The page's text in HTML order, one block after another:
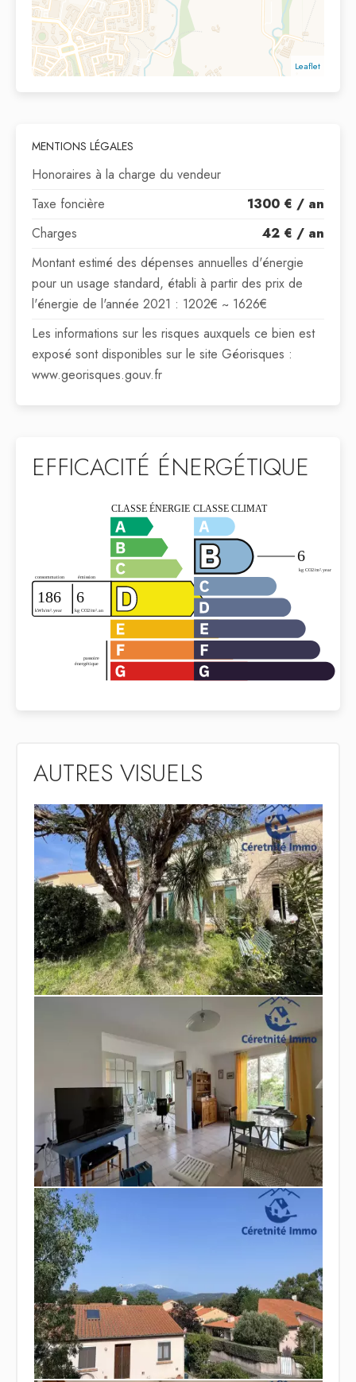
Leaflet
MENTIONS LÉGALES
Honoraires à la charge du vendeur
Taxe foncière
1300 € / an
Charges
42 € / an
Montant estimé des dépenses annuelles d'énergie
pour un usage standard, établi à partir des prix de
l'énergie de l'année 2021 : 1202€ ~ 1626€
Les informations sur les risques auxquels ce bien est
exposé sont disponibles sur le site Géorisques :
www.georisques.gouv.fr
EFFICACITÉ ÉNERGÉTIQUE
AUTRES VISUELS